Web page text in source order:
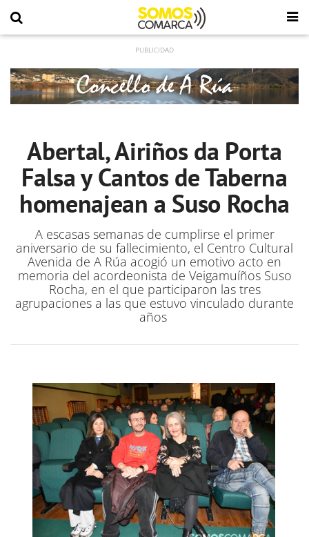
Abertal, Airiños da Porta
Falsa y Cantos de Taberna
homenajean a Suso Rocha
A escasas semanas de cumplirse el primer
aniversario de su fallecimiento, el Centro Cultural
Avenida de A Rúa acogió un emotivo acto en
memoria del acordeonista de Veigamuíños Suso
Rocha, en el que participaron las tres
agrupaciones a las que estuvo vinculado durante
años